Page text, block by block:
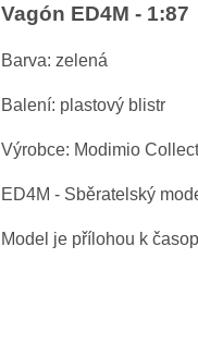
Vagón ED4M - 1:87
Barva: zelená
Balení: plastový blistr
Výrobce: Modimio
ED4M - Sběratelský
Model je přílohou k